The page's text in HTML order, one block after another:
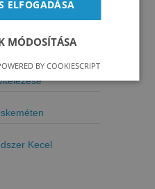
Kecel
ELFOGADÁSA
MÓDOSÍTÁSA
BY COOKIESCRIPT